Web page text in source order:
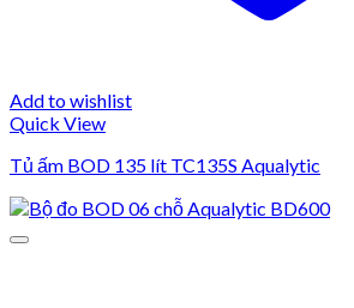
Add to wishlist
Quick View
Tủ ấm BOD 135 lít TC135S Aqualytic